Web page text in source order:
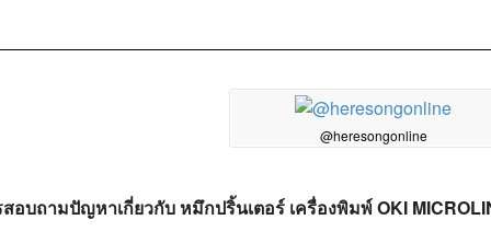
@heresongonline
อบถามปัญหาเกี่ยวกับ หมึกปริ้นเตอร์ เครื่องพิมพ์ OKI